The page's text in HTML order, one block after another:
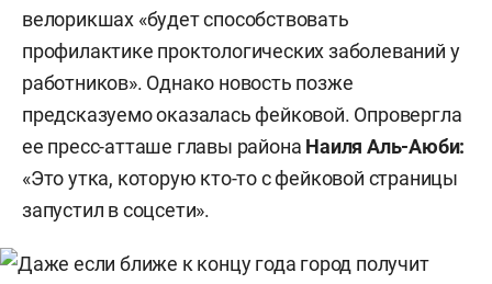
велорикшах «будет способствовать
профилактике проктологических заболеваний у
работников». Однако новость позже
предсказуемо оказалась фейковой. Опровергла
ее пресс-атташе главы района Наиля Аль-Аюби:
«Это утка, которую кто-то с фейковой страницы
запустил в соцсети».